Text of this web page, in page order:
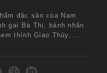
đặc sản của Nam
gai Bà Thi, bánh nhãn
thính Giao Thủy, ...